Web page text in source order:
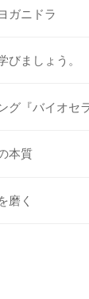
ガニドラ
びましょう。
グ『バイオセ
本質
磨く